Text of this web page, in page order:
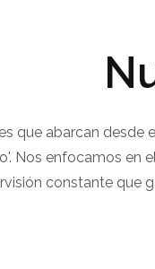
que abarcan
Nos enfocamos en
constante que